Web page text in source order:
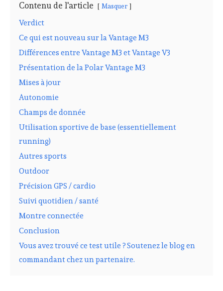
Contenu de l'article Masquer
Verdict
Ce qui est nouveau sur la Vantage M3
Différences entre Vantage M3 et Vantage V3
Présentation de la Polar Vantage M3
Mises à jour
Autonomie
Champs de donnée
Utilisation sportive de base (essentiellement
running)
Autres sports
Outdoor
Précision GPS / cardio
Suivi quotidien / santé
Montre connectée
Conclusion
Vous avez trouvé ce test utile ? Soutenez le blog en
commandant chez un partenaire.